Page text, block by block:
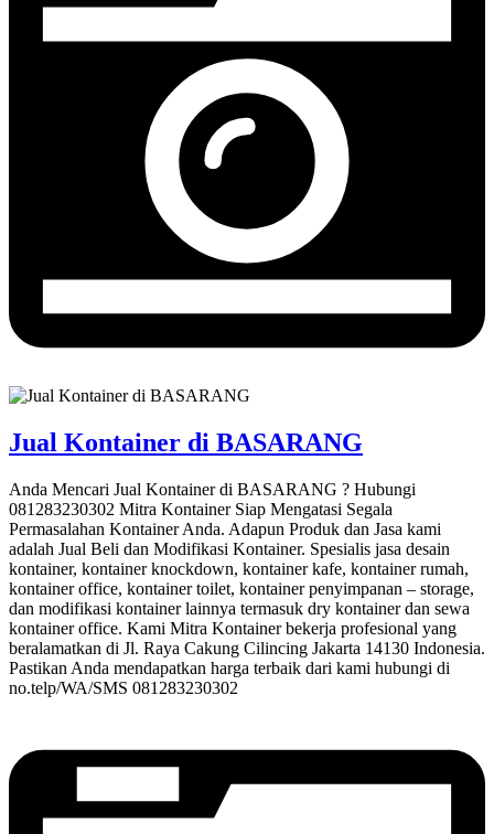
Jual Kontainer di BASARANG
Anda Mencari Jual Kontainer di BASARANG ? Hubungi
081283230302 Mitra Kontainer Siap Mengatasi Segala
Permasalahan Kontainer Anda. Adapun Produk dan Jasa kami
adalah Jual Beli dan Modifikasi Kontainer. Spesialis jasa desain
kontainer, kontainer knockdown, kontainer kafe, kontainer rumah,
kontainer office, kontainer toilet, kontainer penyimpanan – storage,
dan modifikasi kontainer lainnya termasuk dry kontainer dan sewa
kontainer office. Kami Mitra Kontainer bekerja profesional yang
beralamatkan di Jl. Raya Cakung Cilincing Jakarta 14130 Indonesia.
Pastikan Anda mendapatkan harga terbaik dari kami hubungi di
no.telp/WA/SMS 081283230302